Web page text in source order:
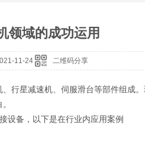
领域的成功运用
11-24 二维码分享
行星减速机、伺服滑台等部件组成
设备，以下是在行业内应用案例